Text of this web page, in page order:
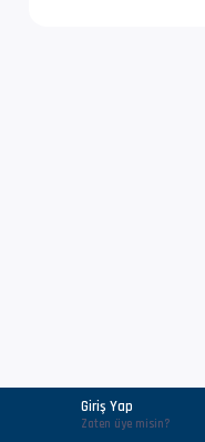
Giriş Yap
Zaten üye misin?